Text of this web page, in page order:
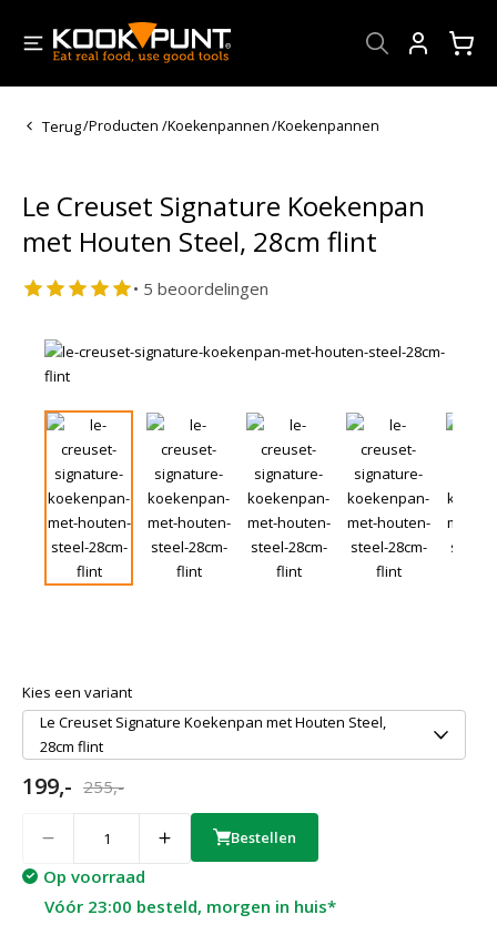
Terug/Producten /Koekenpannen/Koekenpannen
Le Creuset Signature Koekenpan
met Houten Steel, 28cm flint
• 5 beoordelingen
Kies een variant
Le Creuset Signature Koekenpan met Houten Steel,
28cm flint
199,- 255,-
Bestellen
Op voorraad
Vóór 23:00 besteld, morgen in huis*